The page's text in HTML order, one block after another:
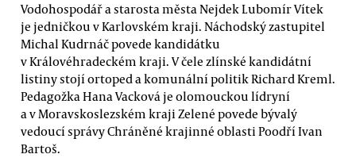
Vodohospodář a starosta města Nejdek Lubomír Vítek
je jedničkou v Karlovském kraji. Náchodský zastupitel
Michal Kudrnáč povede kandidátku
v Královéhradeckém kraji. V čele zlínské kandidátní
listiny stojí ortoped a komunální politik Richard Kreml.
Pedagožka Hana Vacková je olomouckou lídryní
a v Moravskoslezském kraji Zelené povede bývalý
vedoucí správy Chráněné krajinné oblasti Poodří Ivan
Bartoš.